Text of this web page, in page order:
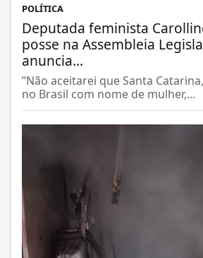
POLÍTICA
Deputada feminista
posse na Assembleia
anuncia...
”Não aceitarei que Santa
no Brasil com nome de mulher,...